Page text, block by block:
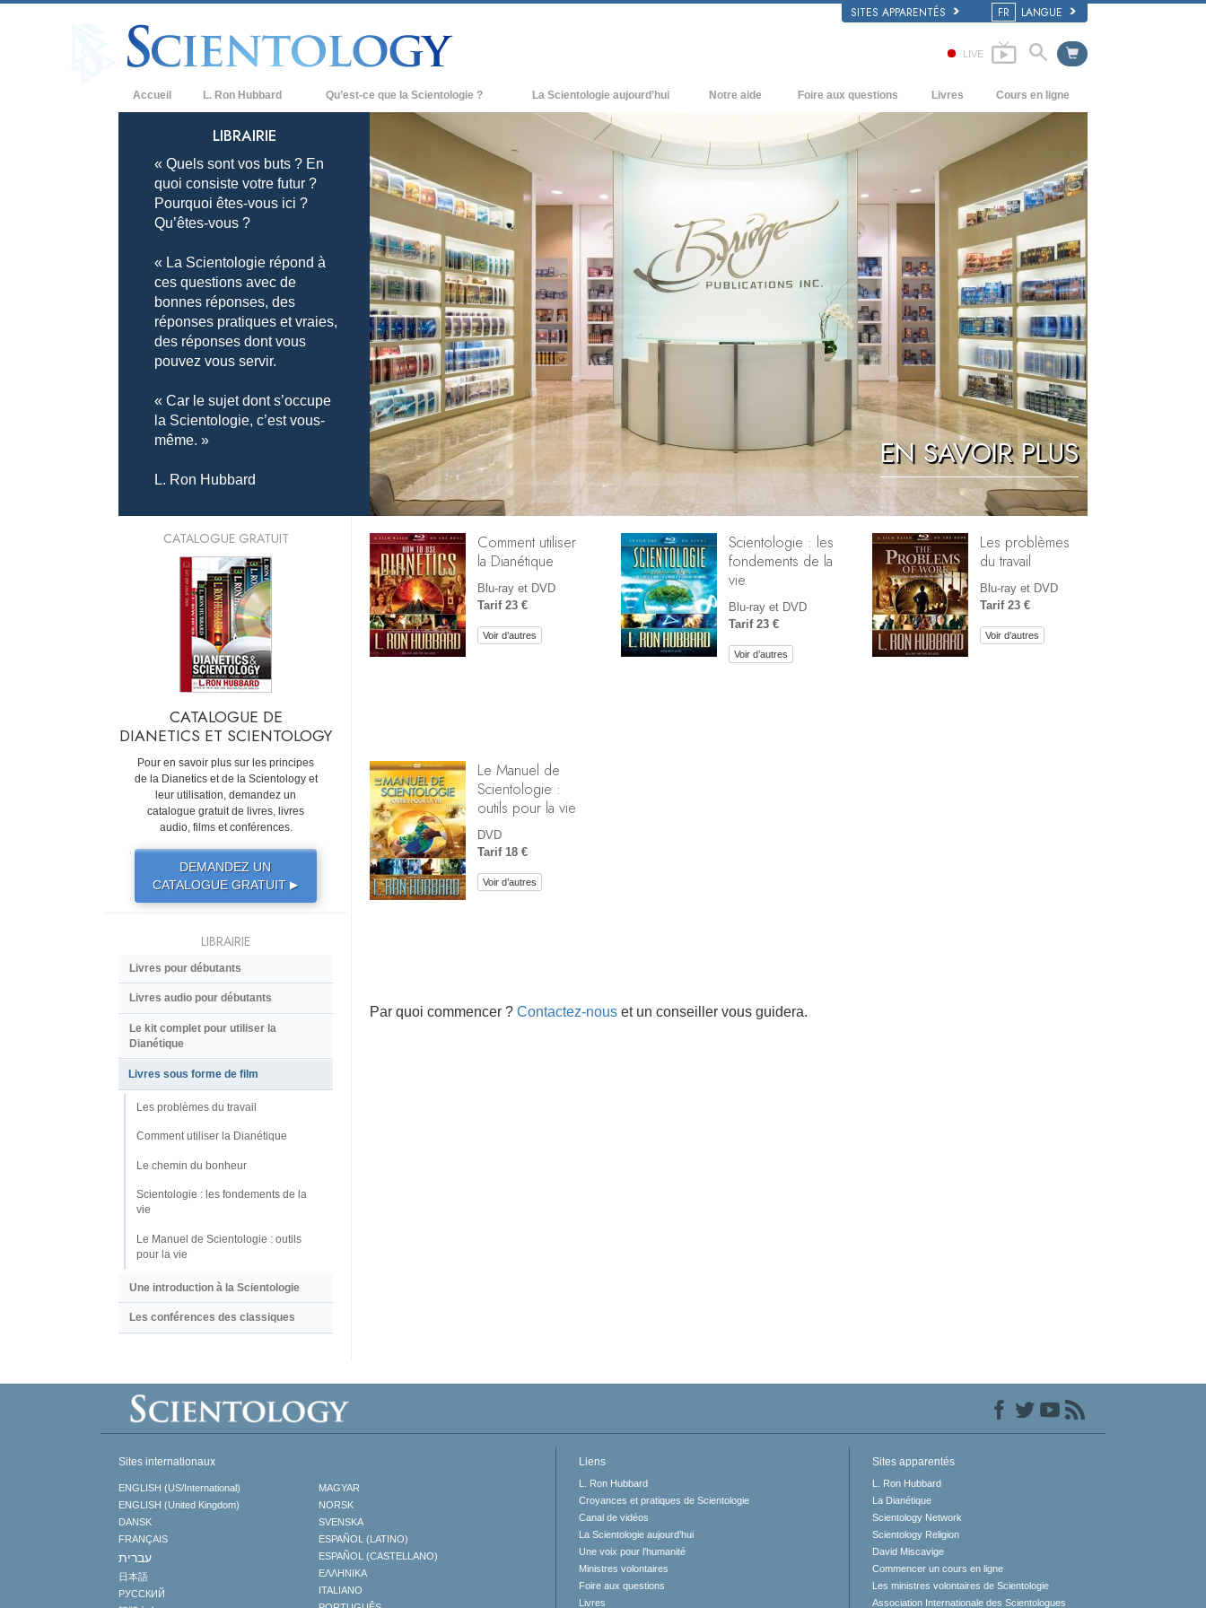
SITES APPARENTÉS FR LANGUE
LIVE
Accueil L. Ron Hubbard Qu’est-ce que la Scientologie ?
Credos et Codes de Scientologie
Les scientologues et la Scientologie
Rencontrez un scientologue
À l’intérieur d’une église
Les principes de base de la Scientologie
La Dianétique : Une introduction
Amour et haine –
Qu’est-ce que la grandeur ?
La Scientologie aujourd’hui
Églises de Scientologie
Nouvelles Églises de Scientologie
Organisations avancées
Base à terre de Flag
Freewinds
Apporter la Scientologie au monde
entier
David Miscavige - Chef ecclésiastique
de la Scientologie
Notre aide Foire aux questions
Antécédents et principes de base
À l’intérieur d’une église
L’organisation de la Scientologie
Livres
Livres pour débutants
Livres audio
conférences d’introduction
Cours en ligne
Comment résoudre les conflits
Les dynamiques de l’existence
Les composantes de la compréhension
Solutions à un environnement
dangereux
Procédés d’assistance pour maladies et
blessures
Intégrité et honnêteté
Le mariage
L’échelle des tons émotionnels
Réponses aux drogues
Les enfants
Des outils pour le monde du travail
La raison de l’oppression
Les investigations
Les fondements de l’organisation
EN SAVOIR PLUS
LIBRAIRIE
« Quels sont vos buts ? En
quoi consiste votre futur ?
Pourquoi êtes-vous ici ?
Qu’êtes-vous ?
« La Scientologie répond à
ces questions avec de
bonnes réponses, des
réponses pratiques et vraies,
des réponses dont vous
pouvez vous servir.
« Car le sujet dont s’occupe
la Scientologie, c’est vous-
même. »
L. Ron Hubbard
Comment utiliser
la Dianétique
Blu-ray et DVD
Tarif 23 €
Voir d’autres
Scientologie : les
fondements de la
vie
Blu-ray et DVD
Tarif 23 €
Voir d’autres
Les problèmes
du travail
Blu-ray et DVD
Tarif 23 €
Voir d’autres
Le Manuel de
Scientologie :
outils pour la vie
DVD
Tarif 18 €
Voir d’autres
Par quoi commencer ? Contactez-nous et un conseiller vous guidera.
CATALOGUE GRATUIT
CATALOGUE DE
DIANETICS ET SCIENTOLOGY
Pour en savoir plus sur les principes
de la Dianetics et de la Scientology et
leur utilisation, demandez un
catalogue gratuit de livres, livres
audio, films et conférences.
DEMANDEZ UN
CATALOGUE GRATUIT▶
LIBRAIRIE
Livres pour débutants
Livres audio pour débutants
Le kit complet pour utiliser la
Dianétique
Livres sous forme de film
Les problèmes du travail
Comment utiliser la Dianétique
Le chemin du bonheur
Scientologie : les fondements de la
vie
Le Manuel de Scientologie : outils
pour la vie
Une introduction à la Scientologie
Les conférences des classiques
Sites internationaux
ENGLISH (US/International)
ENGLISH (United Kingdom)
DANSK
FRANÇAIS
עברית
日本語
РУССКИЙ
MAGYAR
NORSK
SVENSKA
ESPAÑOL (LATINO)
ESPAÑOL (CASTELLANO)
ΕΛΛΗΝΙΚA
ITALIANO
Liens
L. Ron Hubbard
Croyances et pratiques de Scientologie
Canal de vidéos
La Scientologie aujourd’hui
Une voix pour l’humanité
Ministres volontaires
Foire aux questions
Livres
Sites apparentés
L. Ron Hubbard
La Dianétique
Scientology Network
Scientology Religion
David Miscavige
Commencer un cours en ligne
Les ministres volontaires de Scientologie
Association Internationale des Scientologues